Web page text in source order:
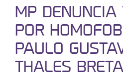
MP DENUNCIA
POR
PAULO
THALES